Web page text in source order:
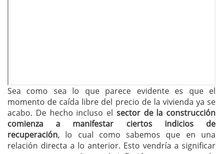
Sea como sea lo que parece evidente es que el
momento de caída libre del precio de la vivienda ya se
acabo. De hecho incluso el sector de la construcción
comienza a manifestar ciertos indicios de
recuperación, lo cual como sabemos que en una
relación directa a lo anterior. Esto vendría a significar